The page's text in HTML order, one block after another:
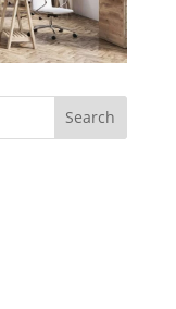
Search